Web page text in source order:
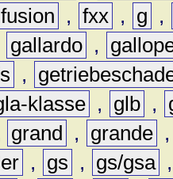
fusion , fxx , g
,
gallardo ,
,
klasse , glb ,
grand , grande
, gs , gs/gsa